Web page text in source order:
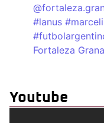
#lanus
Fortaleza
Youtube